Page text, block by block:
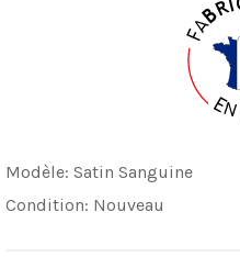
Modèle: Satin Sanguine
Condition: Nouveau